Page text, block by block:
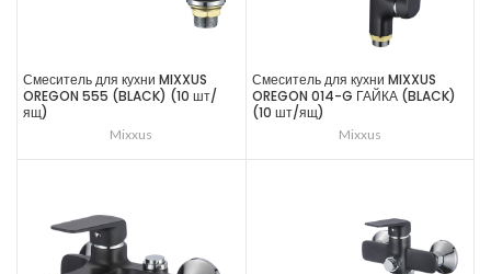
Смеситель для кухни MIXXUS
OREGON 555 (BLACK) (10 шт/
ящ)
Mixxus
Смеситель для кухни MIXXUS
OREGON 014-G ГАЙКА (BLACK)
(10 шт/ящ)
Mixxus